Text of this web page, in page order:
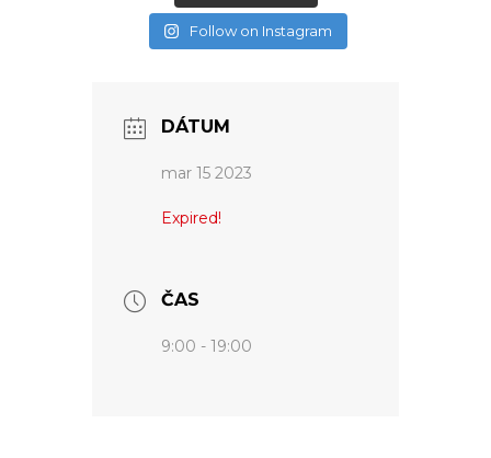
Follow on Instagram
DÁTUM
mar 15 2023
Expired!
ČAS
9:00 - 19:00